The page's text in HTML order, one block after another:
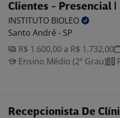
Clientes - Presencial |
INSTITUTO BIOLEO
Santo André - SP
R$ 1.600,00 a R$ 1.732,00
Ensino Médio (2º Grau)
Recepcionista De